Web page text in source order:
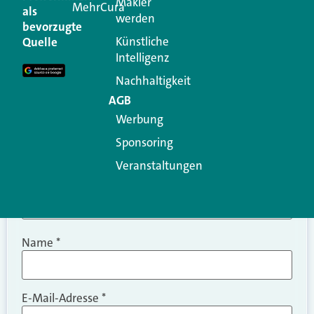
Ihre E-Mail-Adresse wird nicht veröffentlicht.
Erforderliche Felder sind mit
Kommentar
Name *
E-Mail-Adresse *
als
bevorzugte
Quelle
MehrCura
werden
Künstliche
Intelligenz
Nachhaltigkeit
AGB
Werbung
Sponsoring
Veranstaltungen